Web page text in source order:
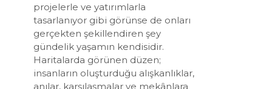
projelerle ve yatırımlarla
tasarlanıyor gibi görünse de onları
gerçekten şekillendiren şey
gündelik yaşamın kendisidir.
Haritalarda görünen düzen;
insanların oluşturduğu alışkanlıklar,
anılar, karşılaşmalar ve mekânlara